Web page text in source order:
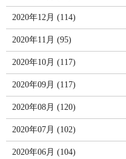
2020年12月 (114)
2020年11月 (95)
2020年10月 (117)
2020年09月 (117)
2020年08月 (120)
2020年07月 (102)
2020年06月 (104)